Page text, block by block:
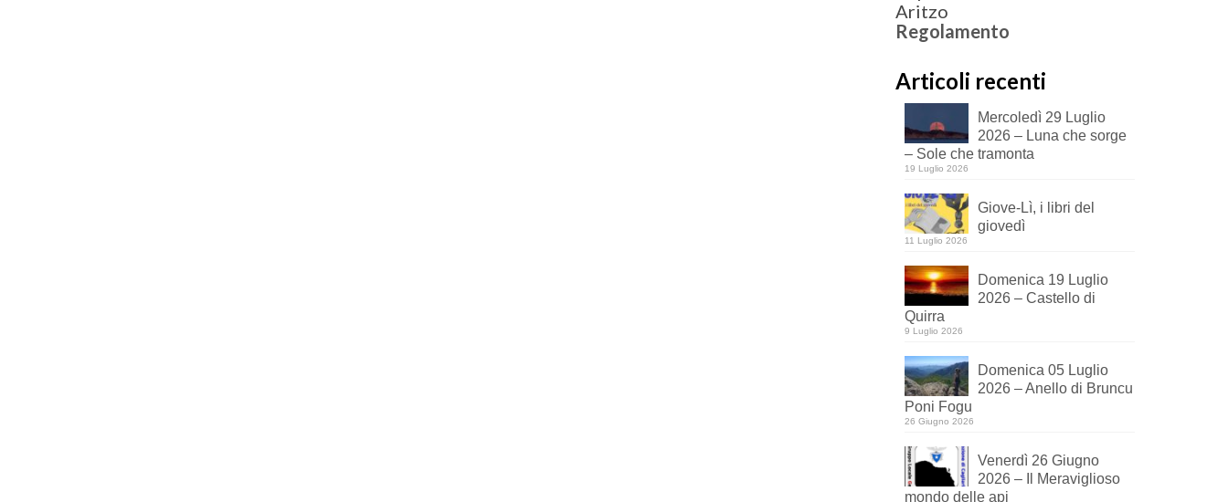
Aritzo
Regolamento
Articoli recenti
Mercoledì 29 Luglio
2026 – Luna che sorge
– Sole che tramonta
19 Luglio 2026
Giove-Lì, i libri del
giovedì
11 Luglio 2026
Domenica 19 Luglio
2026 – Castello di
Quirra
9 Luglio 2026
Domenica 05 Luglio
2026 – Anello di Bruncu
Poni Fogu
26 Giugno 2026
Venerdì 26 Giugno
2026 – Il Meraviglioso
mondo delle api